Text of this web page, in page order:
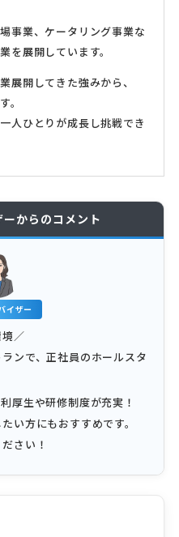
事業、ケータリング事業な
を展開しています。
展開してきた強みから、
。
人ひとりが成長し挑戦でき
からのコメント
イザー
／
ンで、正社員のホールスタ
厚生や研修制度が充実！
い方にもおすすめです。
さい！